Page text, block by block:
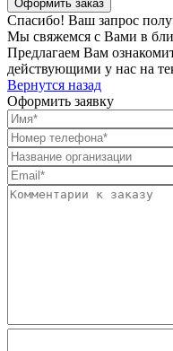
Спасибо! Ваш запрос
Мы свяжемся с Вами в
Предлагаем Вам
действующими у нас на
Вернутся назад
Оформить заявку